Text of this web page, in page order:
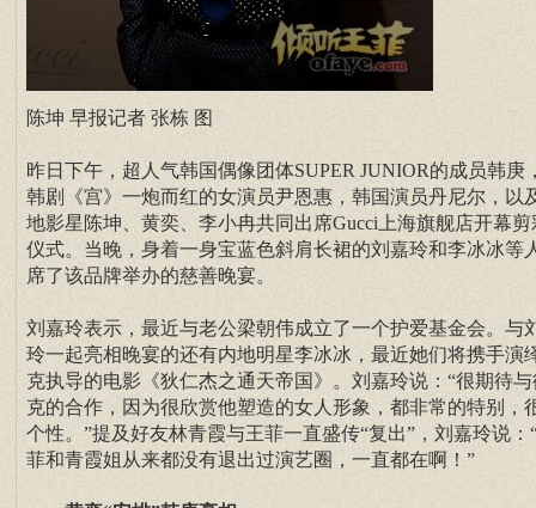
陈坤 早报记者 张栋 图
昨日下午，超人气韩国偶像团体SUPER JUNIOR的成员韩庚
韩剧《宫》一炮而红的女演员尹恩惠，韩国演员丹尼尔，以
地影星陈坤、黄奕、李小冉共同出席Gucci上海旗舰店开幕剪
仪式。当晚，身着一身宝蓝色斜肩长裙的刘嘉玲和李冰冰等
席了该品牌举办的慈善晚宴。
刘嘉玲表示，最近与老公梁朝伟成立了一个护爱基金会。与
玲一起亮相晚宴的还有内地明星李冰冰，最近她们将携手演
克执导的电影《狄仁杰之通天帝国》。刘嘉玲说：“很期待与
克的合作，因为很欣赏他塑造的女人形象，都非常的特别，
个性。”提及好友林青霞与王菲一直盛传“复出”，刘嘉玲说：
菲和青霞姐从来都没有退出过演艺圈，一直都在啊！”